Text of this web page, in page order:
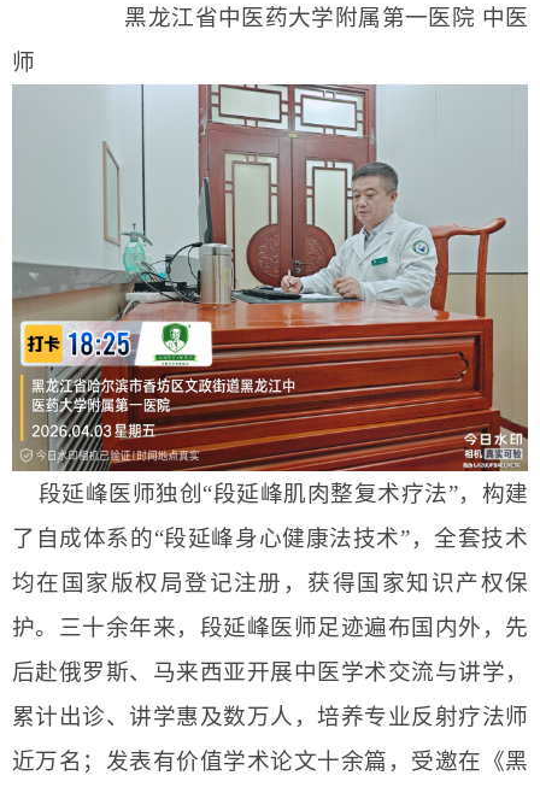
黑龙江省中医药大学附属第一医院 中医
师
段延峰医师独创 “段延峰肌肉整复术疗法”，构建
了自成体系的“段延峰身心健康法技术”，全套技术
均在国家版权局登记注册，获得国家知识产权保
护。三十余年来，段延峰医师足迹遍布国内外，先
后赴俄罗斯、马来西亚开展中医学术交流与讲学，
累计出诊、讲学惠及数万人，培养专业反射疗法师
近万名；发表有价值学术论文十余篇，受邀在《黑